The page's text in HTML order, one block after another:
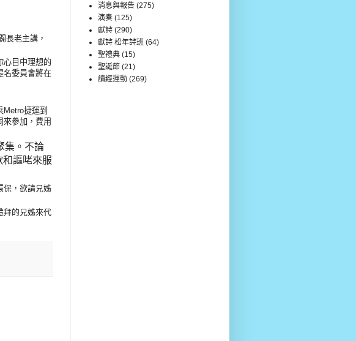
長老主講，
心目中理想的
名委員會將在
Metro捷運到
來參加，費用
集。不論
謳咾來服
保，欲請兄姊
拜的兄姊來代
消息與報告 (275)
演奏 (125)
獻詩 (290)
獻詩 松年詩班 (64)
聖禮典 (15)
聖誕節 (21)
讀經運動 (269)